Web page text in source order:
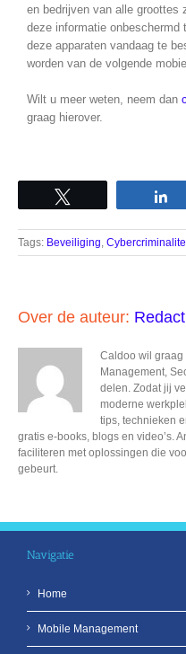
en bedrijven van alle groottes
deze informatie onbeschermd
deze apparaten vandaag te
worden van de volgende
Wilt u meer weten, neem dan
graag hierover.
Tags: Beveiliging
Over de auteur:
Caldoo wil graag
Management,
delen. Zodat jij
moderne
tips, technieken
gratis e-books, blogs en video’s.
faciliteren met oplossingen die
gebeurt.
Navigatie
Home
Mobile Management